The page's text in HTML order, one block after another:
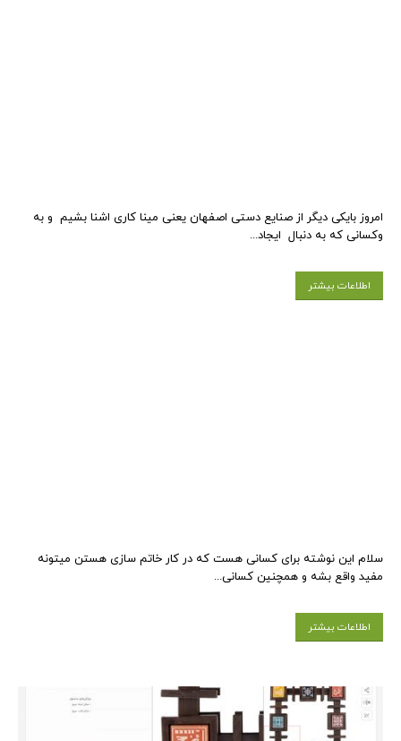
امروز بایکی دیگر از صنایع دستی اصفهان یعنی مینا کاری اشنا بشیم و به
وکسانی که به دنبال ایجاد...
اطلاعات بیشتر
سلام این نوشته برای کسانی هست که در کار خاتم سازی هستن میتونه
مفید واقع بشه و همچنین کسانی...
اطلاعات بیشتر